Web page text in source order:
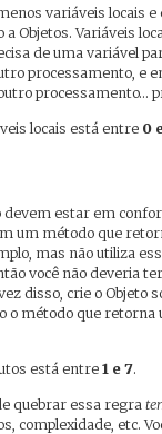
variáveis locais
Objetos. Variáveis
de uma variável
processamento, e
processamento…
locais está entre 0
devem estar em
um método que
mas não utiliza
você não deveria
disso, crie o Objeto
o método que
está entre 1 e 7.
quebrar essa regra
complexidade, etc.